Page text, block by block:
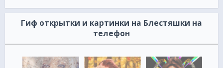
Гиф открытки и картинки на Блестяшки на
телефон